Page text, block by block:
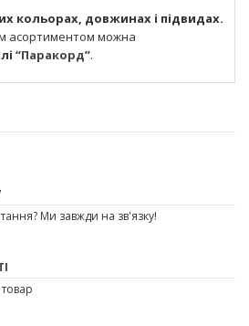
кольорах, довжинах і підвидах.
асортиментом можна
“Паракорд”.
Ми завжди на зв'язку!